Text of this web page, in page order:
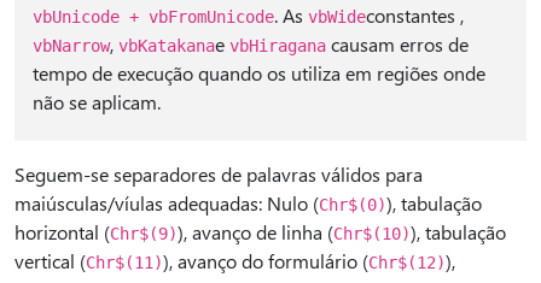
vbUnicode + vbFromUnicode. As vbWideconstantes ,
vbNarrow, vbKatakanae vbHiraganacausam erros de
tempo de execução quando os utiliza em regiões onde
não se aplicam.
Seguem-se separadores de palavras válidos para
maiúsculas/víulas adequadas: Nulo (Chr$(0)), tabulação
horizontal (Chr$(9)), avanço de linha (Chr$(10)), tabulação
vertical (Chr$(11)), avanço do formulário (Chr$(12)),